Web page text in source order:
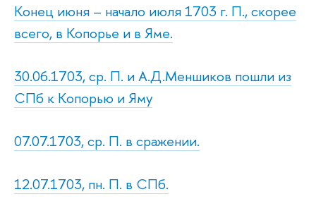
Конец июня – начало июля 1703 г. П., скорее
всего, в Копорье и в Яме.
30.06.1703, ср. П. и А.Д.Меншиков пошли из
СПб к Копорью и Яму
07.07.1703, ср. П. в сражении.
12.07.1703, пн. П. в СПб.